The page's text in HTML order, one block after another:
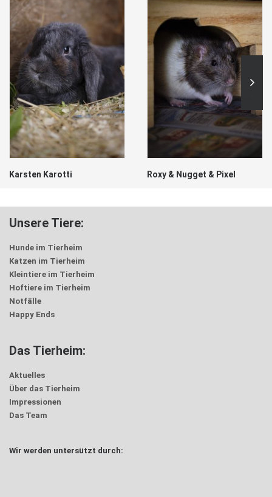
Karsten Karotti Roxy & Nugget & Pixel
Unsere Tiere:
Hunde im Tierheim
Katzen im Tierheim
Kleintiere im Tierheim
Hoftiere im Tierheim
Notfälle
Happy Ends
Das Tierheim:
Aktuelles
Über das Tierheim
Impressionen
Das Team
Wir werden untersützt durch: